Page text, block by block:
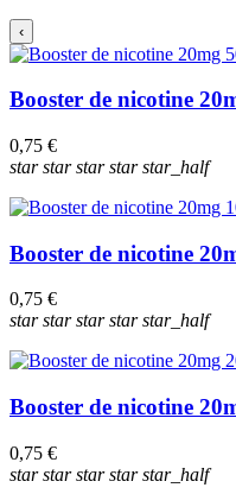
‹
Booster de nicotine
0,75 €
starstarstarstarstar_half
Booster de nicotine
0,75 €
starstarstarstarstar_half
Booster de nicotine
0,75 €
starstarstarstarstar_half